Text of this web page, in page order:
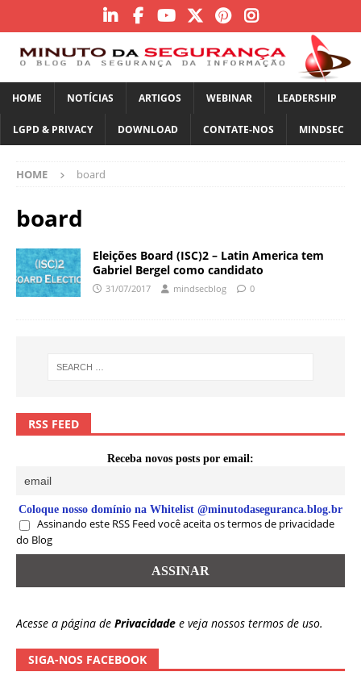
HOME NOTÍCIAS ARTIGOS WEBINAR LEADERSHIP
LGPD & PRIVACY DOWNLOAD CONTATE-NOS MINDSEC
HOME board
board
Eleições Board (ISC)2 – Latin America tem
Gabriel Bergel como candidato
31/07/2017 mindsecblog 0
RSS FEED
Receba novos posts por email:
Coloque nosso domínio na Whitelist @minutodaseguranca.blog.br
Assinando este RSS Feed você aceita os termos de privacidade
do Blog
Acesse a página de Privacidade e veja nossos termos de uso.
SIGA-NOS FACEBOOK